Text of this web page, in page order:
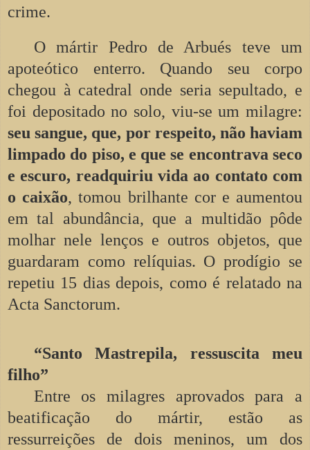
crime.
O mártir Pedro de Arbués teve um
apoteótico enterro. Quando seu corpo
chegou à catedral onde seria sepultado, e
foi depositado no solo, viu-se um milagre:
seu sangue, que, por respeito, não haviam
limpado do piso, e que se encontrava seco
e escuro, readquiriu vida ao contato com
o caixão, tomou brilhante cor e aumentou
em tal abundância, que a multidão pôde
molhar nele lenços e outros objetos, que
guardaram como relíquias. O prodígio se
repetiu 15 dias depois, como é relatado na
Acta Sanctorum.
“Santo Mastrepila, ressuscita meu
filho”
Entre os milagres aprovados para a
beatificação do mártir, estão as
ressurreições de dois meninos, um dos